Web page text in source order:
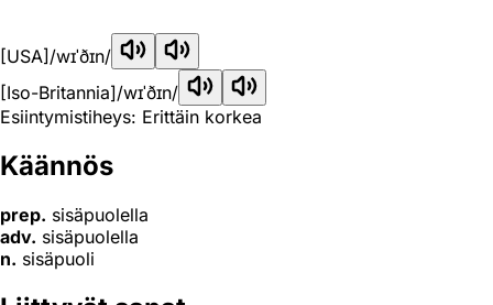
[USA] /wɪˈðɪn/
[Iso-Britannia]/wɪˈðɪn/
Esiintymistiheys: Erittäin korkea
Käännös
prep. sisäpuolella
adv. sisäpuolella
n. sisäpuoli